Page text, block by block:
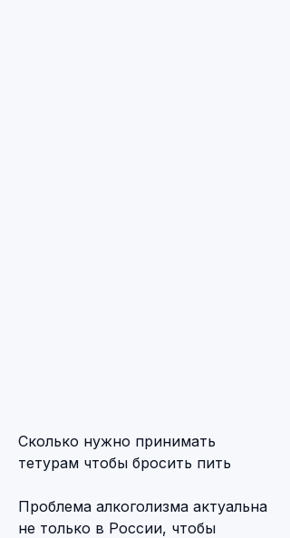
Сколько нужно принимать
тетурам чтобы бросить пить
Проблема алкоголизма актуальна
не только в России, чтобы